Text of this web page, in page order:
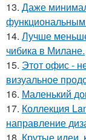
13. Даже
14. Лучше
чибика в Милане.
15. Этот офис -
визуальное
16. Маленький
17. Коллекция
направление
18. Крутые идеи,